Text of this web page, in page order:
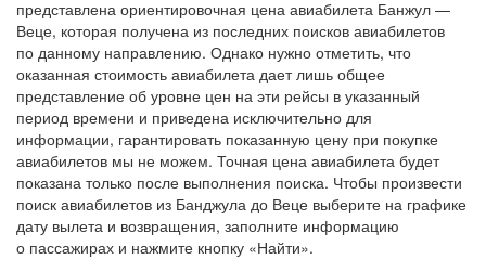
представлена ориентировочная цена авиабилета Банжул —
Веце, которая получена из последних поисков авиабилетов
по данному направлению. Однако нужно отметить, что
оказанная стоимость авиабилета дает лишь общее
представление об уровне цен на эти рейсы в указанный
период времени и приведена исключительно для
информации, гарантировать показанную цену при покупке
авиабилетов мы не можем. Точная цена авиабилета будет
показана только после выполнения поиска. Чтобы произвести
поиск авиабилетов из Банджула до Веце выберите на графике
дату вылета и возвращения, заполните информацию
о пассажирах и нажмите кнопку «Найти».